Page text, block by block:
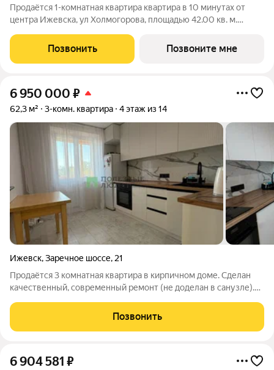
Продаётся 1-комнатная квартира квартира в 10 минутах от
центра Ижевска, ул Холмогорова, площадью 42.00 кв. м.
«МИРЫ» от федерального застройщика «Железно».
Флагманский проект «МИРЫ» место, где
Позвонить Позвоните мне
6 950 000 ₽
62,3 м² 3-комн. квартира 4 этаж из 14
Ижевск,Заречное шоссе, 21
Продаётся 3 комнатная квартира в кирпичном доме. Сделан
качественный, современный ремонт (не доделан в санузле).
электропроводка, на полу ламинат 33 класса, лоджия
утеплена, проведён свет. Хорошая локация,
Позвонить
6 904 581 ₽